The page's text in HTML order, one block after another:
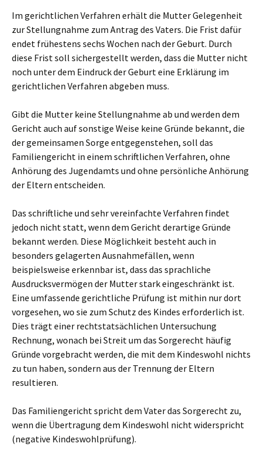
Im gerichtlichen Verfahren erhält die Mutter Gelegenheit
zur Stellungnahme zum Antrag des Vaters. Die Frist dafür
endet frühestens sechs Wochen nach der Geburt. Durch
diese Frist soll sichergestellt werden, dass die Mutter nicht
noch unter dem Eindruck der Geburt eine Erklärung im
gerichtlichen Verfahren abgeben muss.
Gibt die Mutter keine Stellungnahme ab und werden dem
Gericht auch auf sonstige Weise keine Gründe bekannt, die
der gemeinsamen Sorge entgegenstehen, soll das
Familiengericht in einem schriftlichen Verfahren, ohne
Anhörung des Jugendamts und ohne persönliche Anhörung
der Eltern entscheiden.
Das schriftliche und sehr vereinfachte Verfahren findet
jedoch nicht statt, wenn dem Gericht derartige Gründe
bekannt werden. Diese Möglichkeit besteht auch in
besonders gelagerten Ausnahmefällen, wenn
beispielsweise erkennbar ist, dass das sprachliche
Ausdrucksvermögen der Mutter stark eingeschränkt ist.
Eine umfassende gerichtliche Prüfung ist mithin nur dort
vorgesehen, wo sie zum Schutz des Kindes erforderlich ist.
Dies trägt einer rechtstatsächlichen Untersuchung
Rechnung, wonach bei Streit um das Sorgerecht häufig
Gründe vorgebracht werden, die mit dem Kindeswohl nichts
zu tun haben, sondern aus der Trennung der Eltern
resultieren.
Das Familiengericht spricht dem Vater das Sorgerecht zu,
wenn die Übertragung dem Kindeswohl nicht widerspricht
(negative Kindeswohlprüfung).